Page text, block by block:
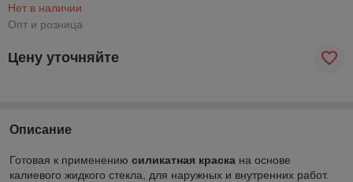
Нет в наличии
Опт и розница
Цену уточняйте
Описание
Готовая к применению силикатная краска на основе
калиевого жидкого стекла, для наружных и внутренних работ.